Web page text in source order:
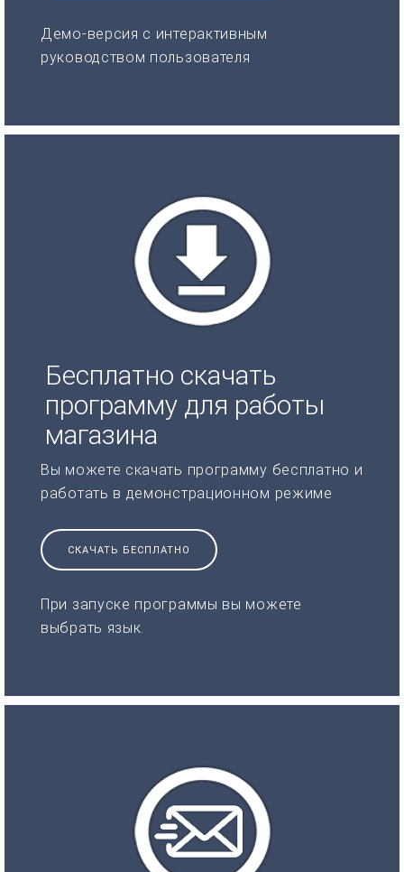
Демо-версия с интерактивным
руководством пользователя
Бесплатно скачать
программу для работы
магазина
Вы можете скачать программу бесплатно и
работать в демонстрационном режиме
СКАЧАТЬ БЕСПЛАТНО
При запуске программы вы можете
выбрать язык.